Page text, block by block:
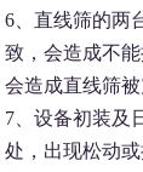
6、直线筛的两
致，会造成不
会造成直线筛被
7、设备初装及
处，出现松动